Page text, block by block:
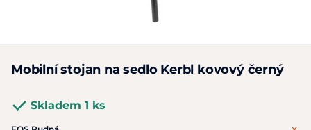
Mobilní stojan na sedlo Kerbl kovový černý
Skladem 1 ks